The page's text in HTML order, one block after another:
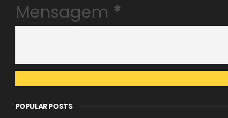
Mensagem *
POPULAR POSTS